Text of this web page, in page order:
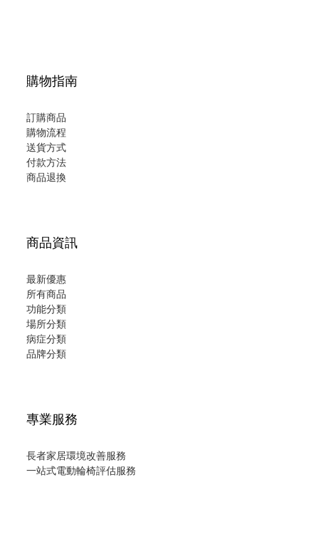
購物指南
訂購商品
購物流程
送貨方式
付款方法
商品退換
商品資訊
最新優惠
所有商品
功能分類
場所分類
病症分類
品牌分類
專業服務
長者家居環境改善服務
一站式電動輪椅評估服務